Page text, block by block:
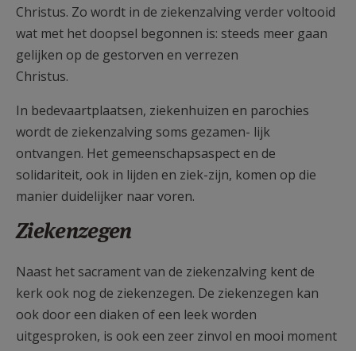
Christus. Zo wordt in de ziekenzalving verder voltooid
wat met het doopsel begonnen is: steeds meer gaan
gelijken op de gestorven en verrezen
Christus.
In bedevaartplaatsen, ziekenhuizen en parochies
wordt de ziekenzalving soms gezamen- lijk
ontvangen. Het gemeenschapsaspect en de
solidariteit, ook in lijden en ziek-zijn, komen op die
manier duidelijker naar voren.
Ziekenzegen
Naast het sacrament van de ziekenzalving kent de
kerk ook nog de ziekenzegen. De ziekenzegen kan
ook door een diaken of een leek worden
uitgesproken, is ook een zeer zinvol en mooi moment